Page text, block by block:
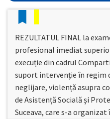
REZULTATUL FINAL la
profesional imediat
execuție din cadrul
suport intervenţie în regim
neglijare, violență asupra
de Asistență Socială și
Suceava, care s-a organizat